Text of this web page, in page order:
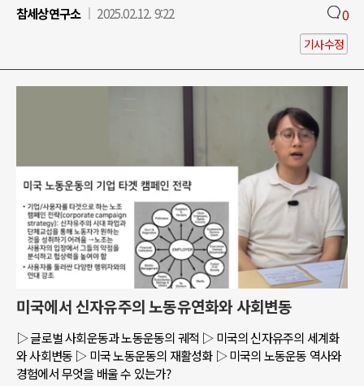
참세상연구소
2025.02.12. 9:22 0
기사수정
미국에서 신자유주의 노동유연화와 사회변동
▷ 글로벌 사회운동과 노동운동의 궤적 ▷ 미국의 신자유주의 세계화
와 사회변동 ▷ 미국 노동운동의 재활성화 ▷ 미국의 노동운동 역사와
경험에서 무엇을 배울 수 있는가?